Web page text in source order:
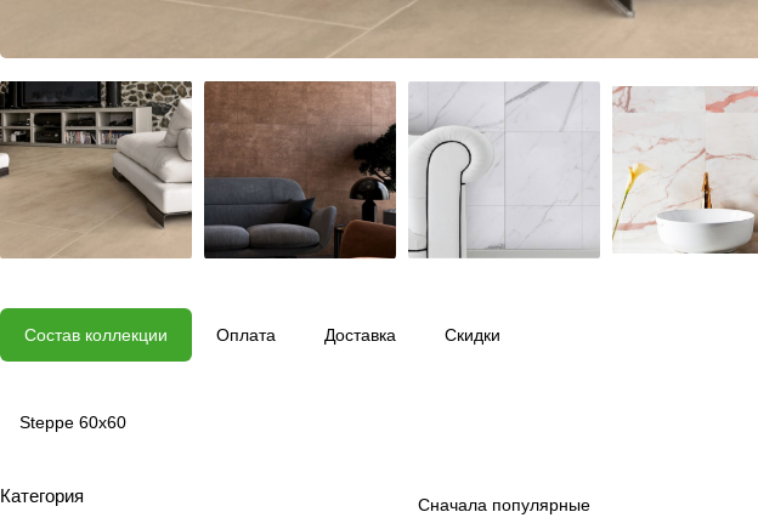
Состав коллекции Оплата Доставка Скидки
Steppe 60x60
Сначала популярные
Категория